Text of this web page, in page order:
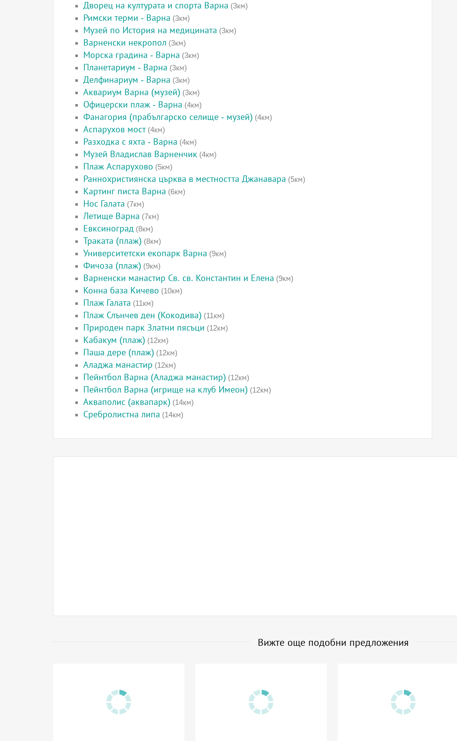
Дворец на културата и спорта Варна (3км)
Римски терми - Варна (3км)
Музей по История на медицината (3км)
Варненски некропол (3км)
Морска градина - Варна (3км)
Планетариум - Варна (3км)
Делфинариум - Варна (3км)
Аквариум Варна (музей) (3км)
Офицерски плаж - Варна (4км)
Фанагория (прабългарско селище - музей) (4км)
Аспарухов мост(4км)
Разходка с яхта - Варна (4км)
Музей Владислав Варненчик (4км)
Плаж Аспарухово (5км)
Раннохристиянска църква в местността Джанавара (5км)
Картинг писта Варна (6км)
Нос Галата (7км)
Летище Варна (7км)
Евксиноград (8км)
Траката (плаж) (8км)
Университетски екопарк Варна (9км)
Фичоза (плаж) (9км)
Варненски манастир Св. св. Константин и Елена (9км)
Конна база Кичево (10км)
Плаж Галата (11км)
Плаж Слънчев ден (Кокодива) (11км)
Природен парк Златни пясъци (12км)
Кабакум (плаж) (12км)
Паша дере (плаж) (12км)
Аладжа манастир (12км)
Пейнтбол Варна (Аладжа манастир) (12км)
Пейнтбол Варна (игрище на клуб Имеон) (12км)
Акваполис (аквапарк) (14км)
Сребролистна липа (14км)
Вижте още подобни предложения